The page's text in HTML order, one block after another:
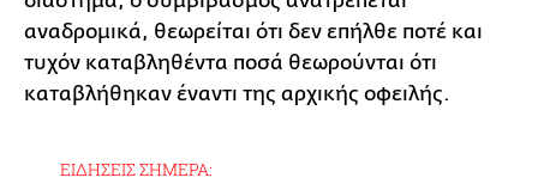
αναδρομικά, θεωρείται ότι δεν επήλθε ποτέ και
τυχόν καταβληθέντα ποσά θεωρούνται ότι
καταβλήθηκαν έναντι της αρχικής οφειλής.
ΕΙΔΗΣΕΙΣ ΣΗΜΕΡΑ: